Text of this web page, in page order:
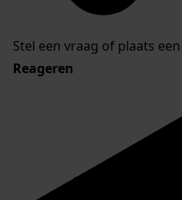
Stel een vraag of plaats
Reageren